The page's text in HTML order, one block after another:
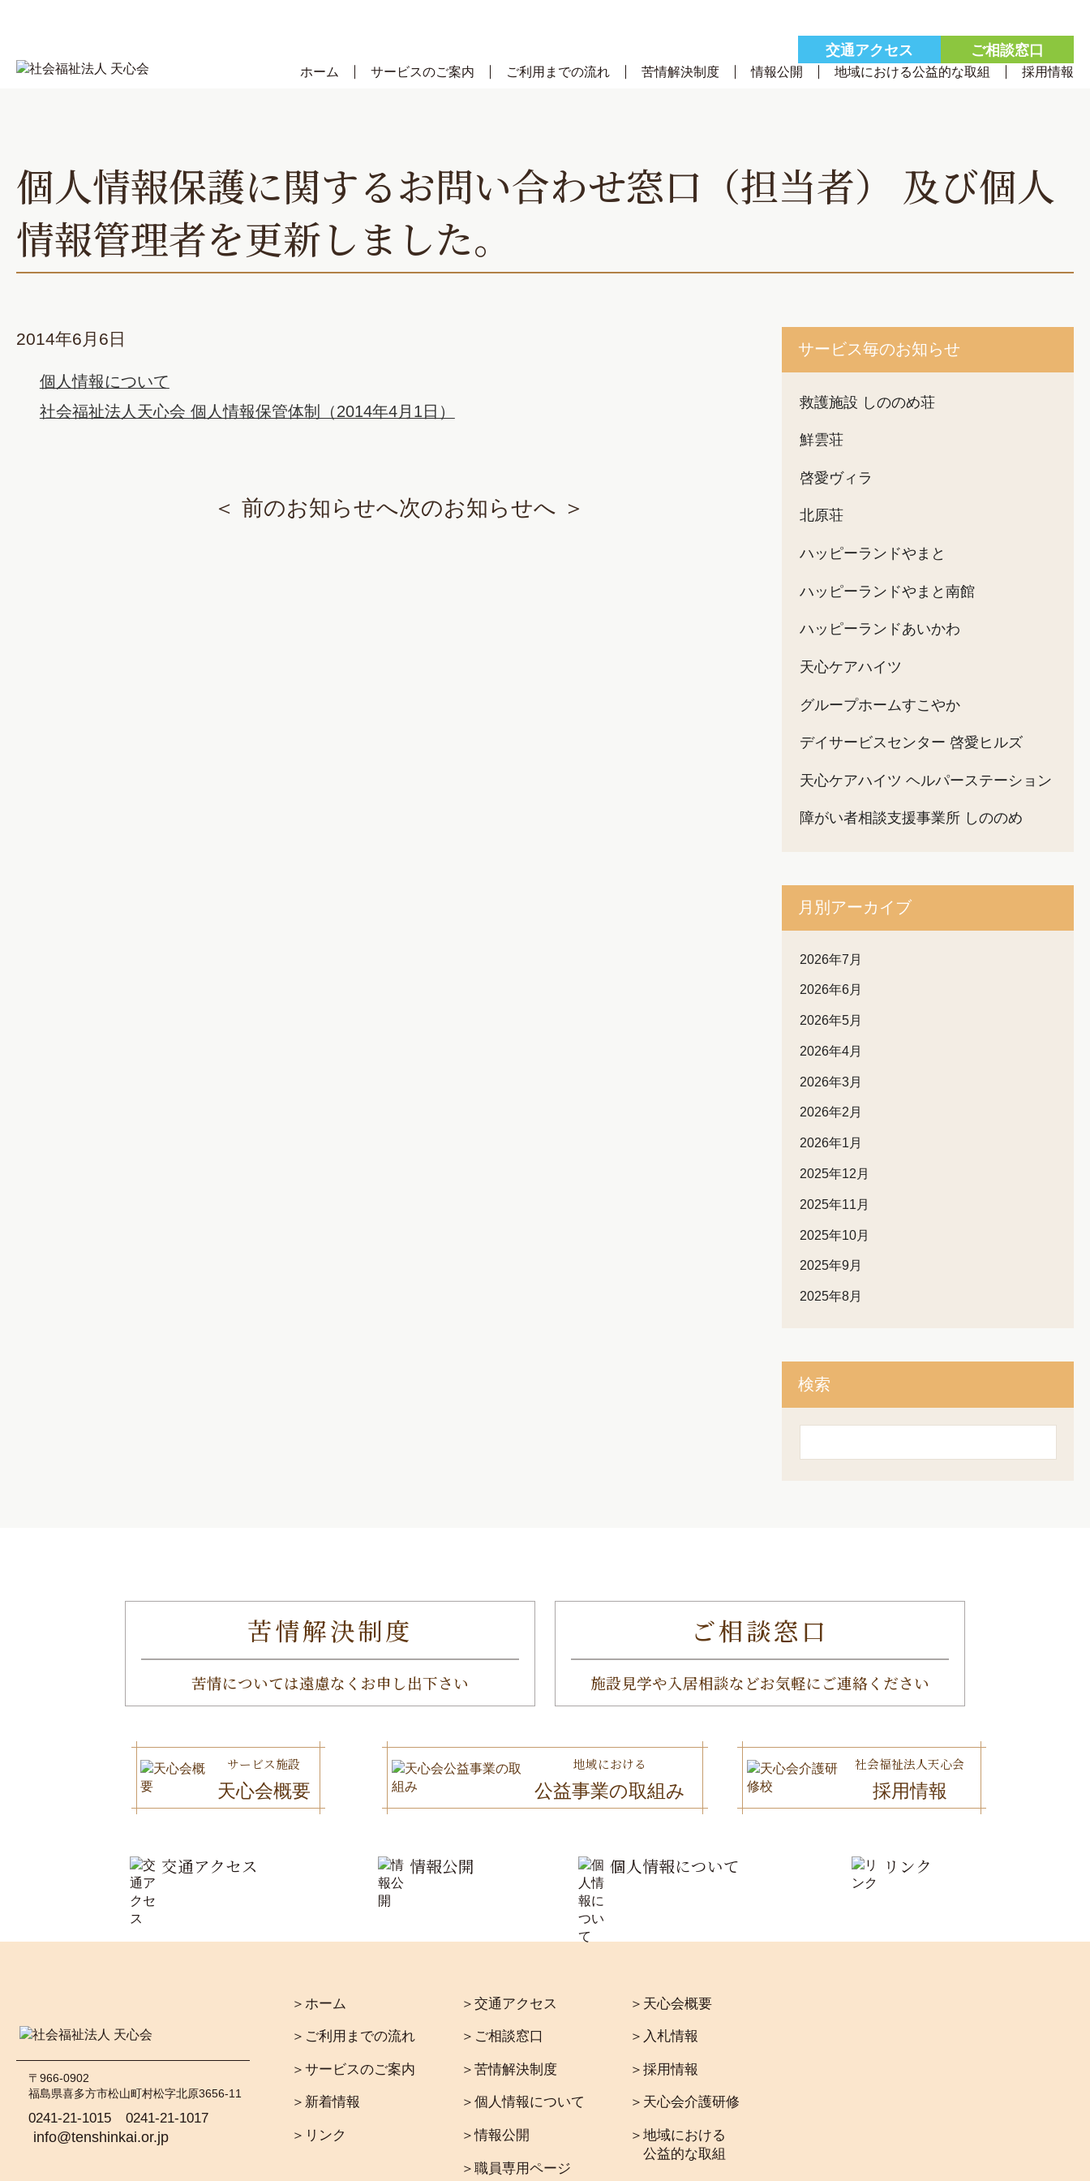
ホーム サービスのご案内 ご利用までの流れ 苦情解決制度 情報公開 地域における公益的な取組 採用情報
交通アクセス ご相談窓口
個人情報保護に関するお問い合わせ窓口（担当者） 及び個人
情報管理者を更新しました。
2014年6月6日
個人情報について
社会福祉法人天心会 個人情報保管体制（2014年4月1日）
＜ 前のお知らせへ次のお知らせへ ＞
サービス毎のお知らせ
救護施設 しののめ荘
鮮雲荘
啓愛ヴィラ
北原荘
ハッピーランドやまと
ハッピーランドやまと南館
ハッピーランドあいかわ
天心ケアハイツ
グループホームすこやか
デイサービスセンター 啓愛ヒルズ
天心ケアハイツ ヘルパーステーション
障がい者相談支援事業所 しののめ
月別アーカイブ
2026年7月
2026年6月
2026年5月
2026年4月
2026年3月
2026年2月
2026年1月
2025年12月
2025年11月
2025年10月
2025年9月
2025年8月
検索
苦情解決制度
苦情については遠慮なくお申し出下さい
ご相談窓口
施設見学や入居相談などお気軽にご連絡ください
サービス施設
天心会概要
地域における
公益事業の取組み
社会福祉法人天心会
採用情報
交通アクセス 情報公開 個人情報について リンク
〒966-0902
福島県喜多方市松山町村松字北原3656-11
0241-21-1015 0241-21-1017
info@tenshinkai.or.jp
＞ホーム
＞ご利用までの流れ
＞サービスのご案内
＞新着情報
＞リンク
＞交通アクセス
＞ご相談窓口
＞苦情解決制度
＞個人情報について
＞情報公開
＞職員専用ページ
＞天心会概要
＞入札情報
＞採用情報
＞天心会介護研修
＞地域における
公益的な取組